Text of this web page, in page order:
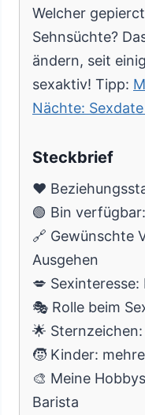
Welcher
Sehnsüchte?
ändern, seit
sexaktiv! Tipp:
Nächte:
Steckbrief
❤️
🟢 Bin
🔗 Gewünschte
Ausgehen
💋 Sexinteresse:
🎭 Rolle beim
🌟
🧒 Kinder:
🎨 Meine
Barista